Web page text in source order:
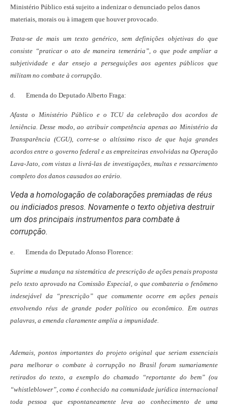
Ministério Público está sujeito a indenizar o denunciado pelos danos
materiais, morais ou à imagem que houver provocado.
Trata-se de mais um texto genérico, sem definições objetivas do que
consiste “praticar o ato de maneira temerária”, o que pode ampliar a
subjetividade e dar ensejo a perseguições aos agentes públicos que
militam no combate à corrupção.
d. Emenda do Deputado Alberto Fraga:
Afasta o Ministério Público e o TCU da celebração dos acordos de
leniência. Desse modo, ao atribuir competência apenas ao Ministério da
Transparência (CGU), corre-se o altíssimo risco de que haja grandes
acordos entre o governo federal e as empreiteiras envolvidas na Operação
Lava-Jato, com vistas a livrá-las de investigações, multas e ressarcimento
completo dos danos causados ao erário.
Veda a homologação de colaborações premiadas de réus
ou indiciados presos. Novamente o texto objetiva destruir
um dos principais instrumentos para combate à
corrupção.
e. Emenda do Deputado Afonso Florence:
Suprime a mudança na sistemática de prescrição de ações penais proposta
pelo texto aprovado na Comissão Especial, o que combateria o fenômeno
indesejável da “prescrição” que comumente ocorre em ações penais
envolvendo réus de grande poder político ou econômico. Em outras
palavras, a emenda claramente amplia a impunidade.
Ademais, pontos importantes do projeto original que seriam essenciais
para melhorar o combate à corrupção no Brasil foram sumariamente
retirados do texto, a exemplo do chamado “reportante do bem” (ou
“whistleblower”, como é conhecido na comunidade jurídica internacional
toda pessoa que espontaneamente leva ao conhecimento de uma